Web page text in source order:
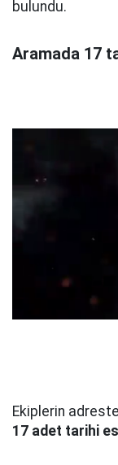
bulundu.
Aramada 17
Ekiplerin
17 adet tarihi